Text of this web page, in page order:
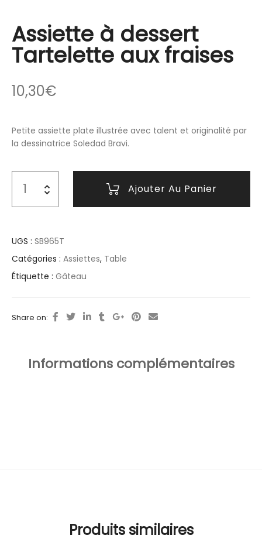
Assiette à dessert
Tartelette aux fraises
10,30€
Petite assiette plate illustrée avec talent et originalité par
la dessinatrice Soledad Bravi.
Ajouter Au Panier
UGS : SB965T
Catégories : Assiettes, Table
Étiquette : Gâteau
Share on:
Informations complémentaires
Produits similaires